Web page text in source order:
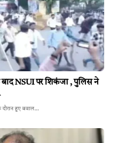
NSUI पर शिकंजा , पुलिस ने
दौरान हुए बवाल…